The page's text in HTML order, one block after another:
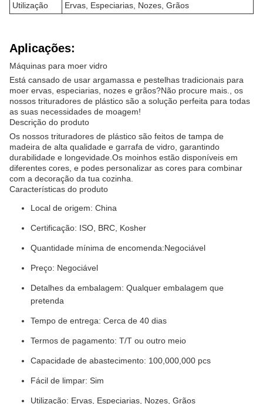
Utilização
Ervas, Especiarias, Nozes, Grãos
Aplicações:
Máquinas para moer vidro
Está cansado de usar argamassa e pestelhas tradicionais para
moer ervas, especiarias, nozes e grãos?Não procure mais., os
nossos trituradores de plástico são a solução perfeita para todas
as suas necessidades de moagem!
Descrição do produto
Os nossos trituradores de plástico são feitos de tampa de
madeira de alta qualidade e garrafa de vidro, garantindo
durabilidade e longevidade.Os moinhos estão disponíveis em
diferentes cores, e podes personalizar as cores para combinar
com a decoração da tua cozinha.
Características do produto
Local de origem: China
Certificação: ISO, BRC, Kosher
Quantidade mínima de encomenda:Negociável
Preço: Negociável
Detalhes da embalagem: Qualquer embalagem que
pretenda
Tempo de entrega: Cerca de 40 dias
Termos de pagamento: T/T ou outro meio
Capacidade de abastecimento: 100,000,000 pcs
Fácil de limpar: Sim
Utilização: Ervas, Especiarias, Nozes, Grãos